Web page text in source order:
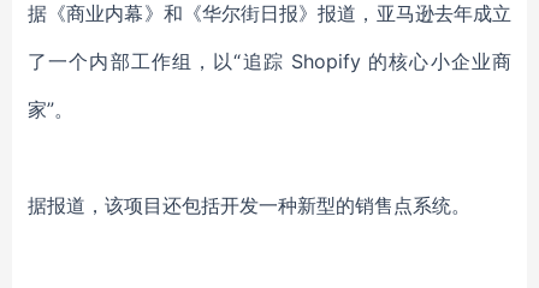
据《商业内幕》和《华尔街日报》报道，亚马逊去年成立
了一个内部工作组，以“追踪 Shopify 的核心小企业商
家”。
据报道，该项目还包括开发一种新型的销售点系统。